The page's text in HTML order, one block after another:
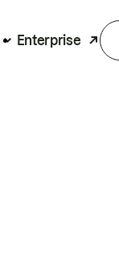
Enterprise